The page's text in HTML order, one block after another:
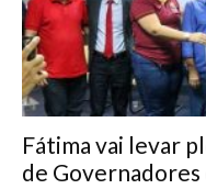
Fátima vai levar
de